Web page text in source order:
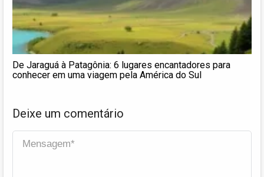
De Jaraguá à Patagônia: 6 lugares encantadores para
conhecer em uma viagem pela América do Sul
Deixe um comentário